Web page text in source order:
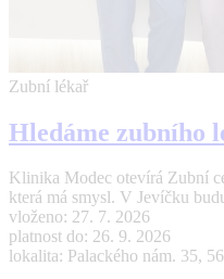
Zubní lékař
Hledáme zubního
Klinika Modec otevírá Zubní
která má smysl. V Jevíčku
vloženo: 27. 7. 2026
platnost do: 26. 9. 2026
lokalita: Palackého nám. 35,